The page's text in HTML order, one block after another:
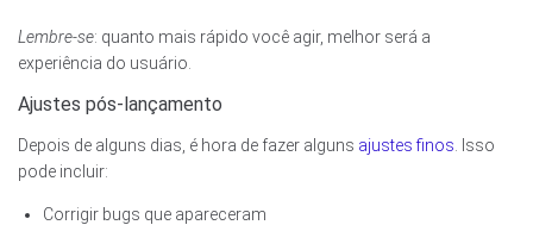
Lembre-se: quanto mais rápido você agir, melhor será a
experiência do usuário.
Ajustes pós-lançamento
Depois de alguns dias, é hora de fazer alguns ajustes finos . Isso
pode incluir:
Corrigir bugs que apareceram